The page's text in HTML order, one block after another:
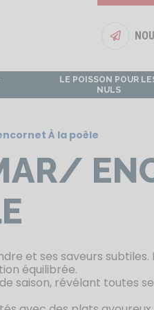
Bouton
LE POISSON POUR
NULS
À la poêle
et ses saveurs
équilibrée.
saison, révélant toutes